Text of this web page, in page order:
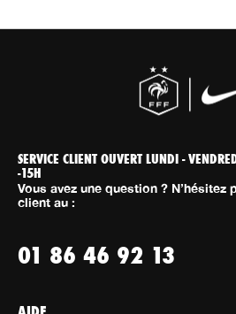
SERVICE CLIENT OUVERT LUNDI -
-15H
Vous avez une question ? N’hésitez
client au :
01 86 46 92 13
AIDE